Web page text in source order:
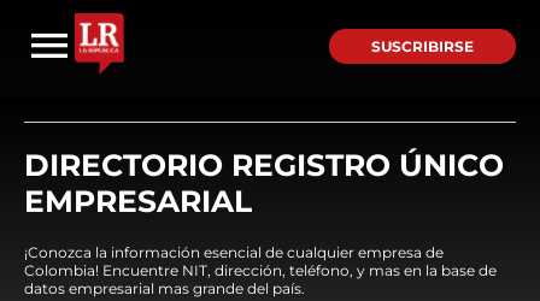
SUSCRIBIRSE
DIRECTORIO REGISTRO ÚNICO
EMPRESARIAL
¡Conozca la información esencial de cualquier empresa de
Colombia! Encuentre NIT, dirección, teléfono, y mas en la base de
datos empresarial mas grande del país.